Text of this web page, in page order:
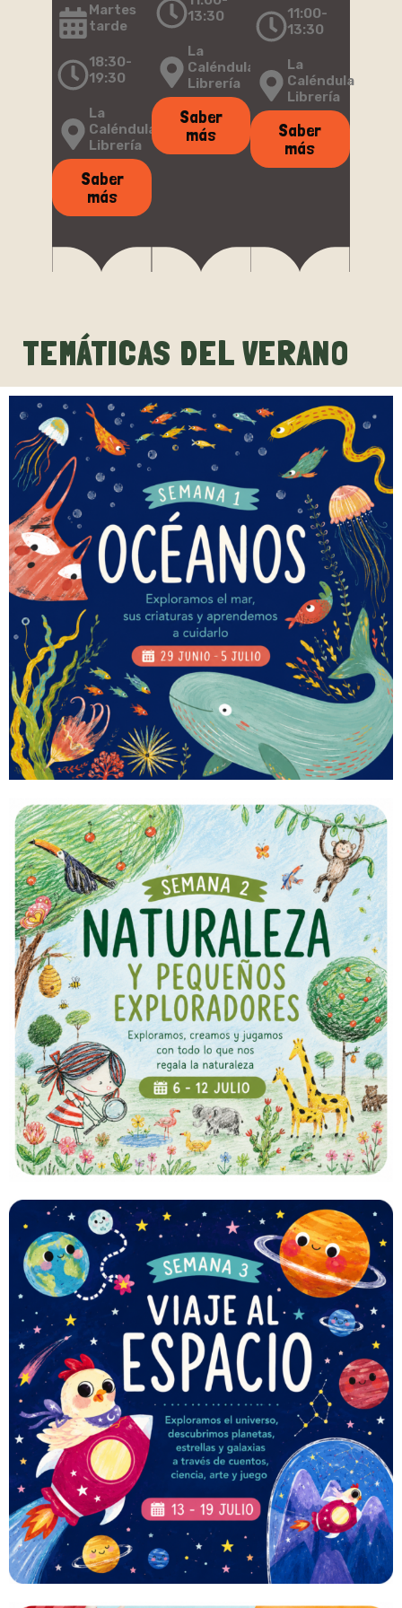
Martes
tarde
18:30-
19:30
La
Caléndula
Librería
Saber
más
13:30
La
Caléndula
Librería
Saber
más
11:00-
13:30
La
Caléndula
Librería
Saber
más
TEMÁTICAS DEL VERANO